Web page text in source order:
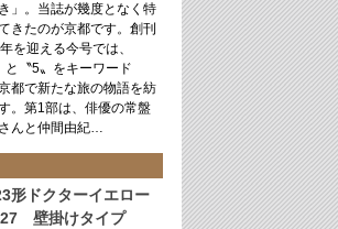
」。当誌が幾度となく特
きたのが京都です。創刊
を迎える今号では、
と〝5〟をキーワード
都で新たな旅の物語を紡
。第1部は、俳優の常盤
んと仲間由紀…
ドクターイエロー
壁掛けタイプ